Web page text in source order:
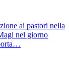
ai pastori nella
nel giorno